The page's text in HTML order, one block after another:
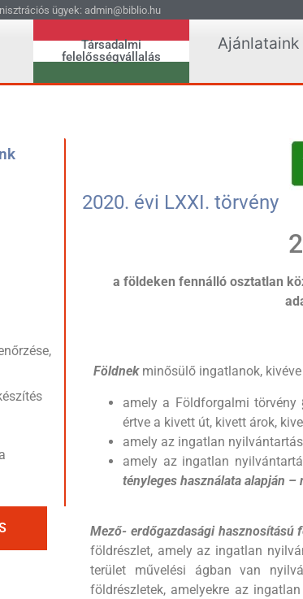
ügyek: admin@biblio.hu
Társadalmi
felelősségvállalás
Ajánlataink
2020. évi LXXI. törvény
a földeken fennálló osztatlan
Földnek minősülő ingatlanok,
amely a Földforgalmi
értve a kivett út, kivett árok,
amely az ingatlan
amely az ingatlan
tényleges használata alapján
Mező- erdőgazdasági hasznosítású
földrészlet, amely az ingatlan
terület művelési ágban van
földrészletek, amelyekre az